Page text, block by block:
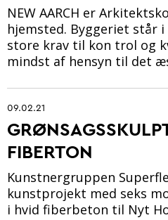
NEW AARCH er
hjemsted. Byggeriet står
store krav til kon­ trol og
mindst af hensyn til det
09.02.21
FIBERTON
Kunstnergruppen
kunstprojekt med seks
i hvid fiberbeton til Nyt